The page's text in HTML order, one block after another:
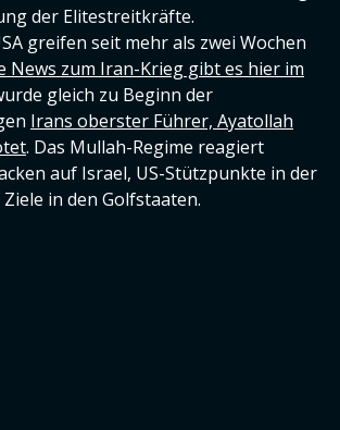
der Elitestreitkräfte.
greifen seit mehr als zwei Wochen
News zum Iran-Krieg gibt es hier im
gleich zu Beginn der
Irans oberster Führer, Ayatollah
. Das Mullah-Regime reagiert
auf Israel, US-Stützpunkte in der
in den Golfstaaten.